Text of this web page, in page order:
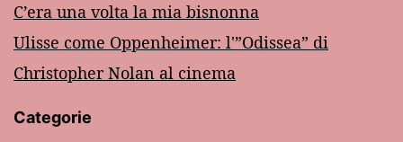
C’era una volta la mia bisnonna
Ulisse come Oppenheimer: l'”Odissea” di
Christopher Nolan al cinema
Categorie